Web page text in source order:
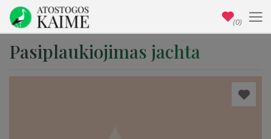
Pasiplaukiojimas jachta
(0)